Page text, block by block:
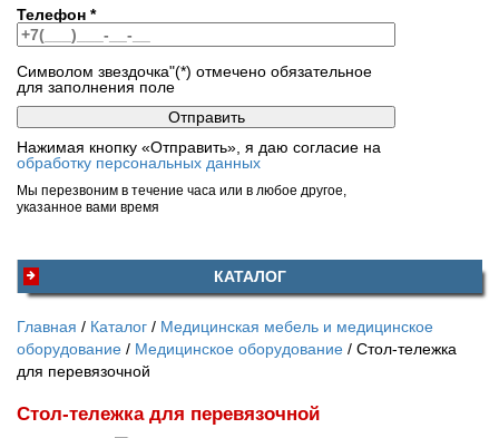
Телефон *
Символом звездочка"(*) отмечено обязательное
для заполнения поле
Нажимая кнопку «Отправить», я даю согласие на
обработку персональных данных
Мы перезвоним в течение часа или в любое другое,
указанное вами время
КАТАЛОГ
Главная Каталог
Медицинская мебель и медицинское
оборудование
Медицинское оборудование
Стол-тележка
для перевязочной
Стол-тележка для перевязочной